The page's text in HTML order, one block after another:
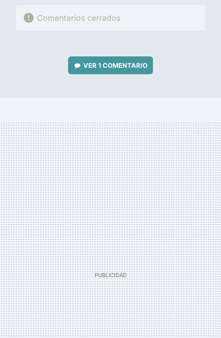
Comentarios cerrados
VER 1 COMENTARIO